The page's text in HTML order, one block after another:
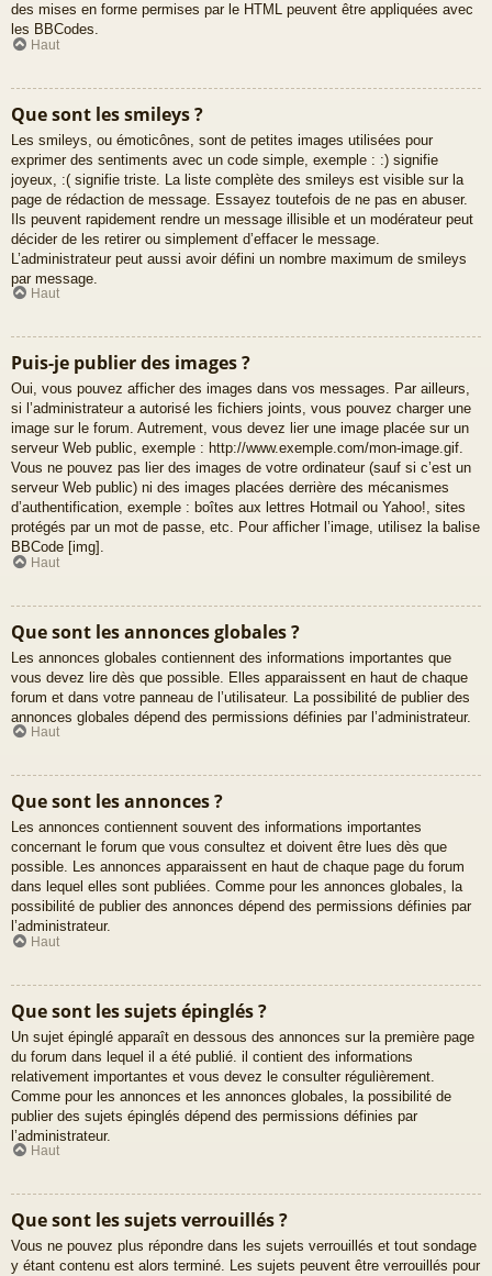
des mises en forme permises par le HTML peuvent être appliquées avec
les BBCodes.
Haut
Que sont les smileys ?
Les smileys, ou émoticônes, sont de petites images utilisées pour
exprimer des sentiments avec un code simple, exemple : :) signifie
joyeux, :( signifie triste. La liste complète des smileys est visible sur la
page de rédaction de message. Essayez toutefois de ne pas en abuser.
Ils peuvent rapidement rendre un message illisible et un modérateur peut
décider de les retirer ou simplement d’effacer le message.
L’administrateur peut aussi avoir défini un nombre maximum de smileys
par message.
Haut
Puis-je publier des images ?
Oui, vous pouvez afficher des images dans vos messages. Par ailleurs,
si l’administrateur a autorisé les fichiers joints, vous pouvez charger une
image sur le forum. Autrement, vous devez lier une image placée sur un
serveur Web public, exemple : http://www.exemple.com/mon-image.gif.
Vous ne pouvez pas lier des images de votre ordinateur (sauf si c’est un
serveur Web public) ni des images placées derrière des mécanismes
d’authentification, exemple : boîtes aux lettres Hotmail ou Yahoo!, sites
protégés par un mot de passe, etc. Pour afficher l’image, utilisez la balise
BBCode [img].
Haut
Que sont les annonces globales ?
Les annonces globales contiennent des informations importantes que
vous devez lire dès que possible. Elles apparaissent en haut de chaque
forum et dans votre panneau de l’utilisateur. La possibilité de publier des
annonces globales dépend des permissions définies par l’administrateur.
Haut
Que sont les annonces ?
Les annonces contiennent souvent des informations importantes
concernant le forum que vous consultez et doivent être lues dès que
possible. Les annonces apparaissent en haut de chaque page du forum
dans lequel elles sont publiées. Comme pour les annonces globales, la
possibilité de publier des annonces dépend des permissions définies par
l’administrateur.
Haut
Que sont les sujets épinglés ?
Un sujet épinglé apparaît en dessous des annonces sur la première page
du forum dans lequel il a été publié. il contient des informations
relativement importantes et vous devez le consulter régulièrement.
Comme pour les annonces et les annonces globales, la possibilité de
publier des sujets épinglés dépend des permissions définies par
l’administrateur.
Haut
Que sont les sujets verrouillés ?
Vous ne pouvez plus répondre dans les sujets verrouillés et tout sondage
y étant contenu est alors terminé. Les sujets peuvent être verrouillés pour